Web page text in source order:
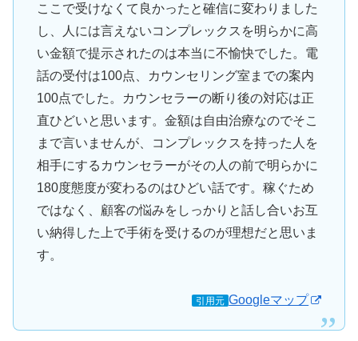
ここで受けなくて良かったと確信に変わりました
し、人には言えないコンプレックスを明らかに高
い金額で提示されたのは本当に不愉快でした。電
話の受付は100点、カウンセリング室までの案内
100点でした。カウンセラーの断り後の対応は正
直ひどいと思います。金額は自由治療なのでそこ
まで言いませんが、コンプレックスを持った人を
相手にするカウンセラーがその人の前で明らかに
180度態度が変わるのはひどい話です。稼ぐため
ではなく、顧客の悩みをしっかりと話し合いお互
い納得した上で手術を受けるのが理想だと思いま
す。
引用元 Googleマップ